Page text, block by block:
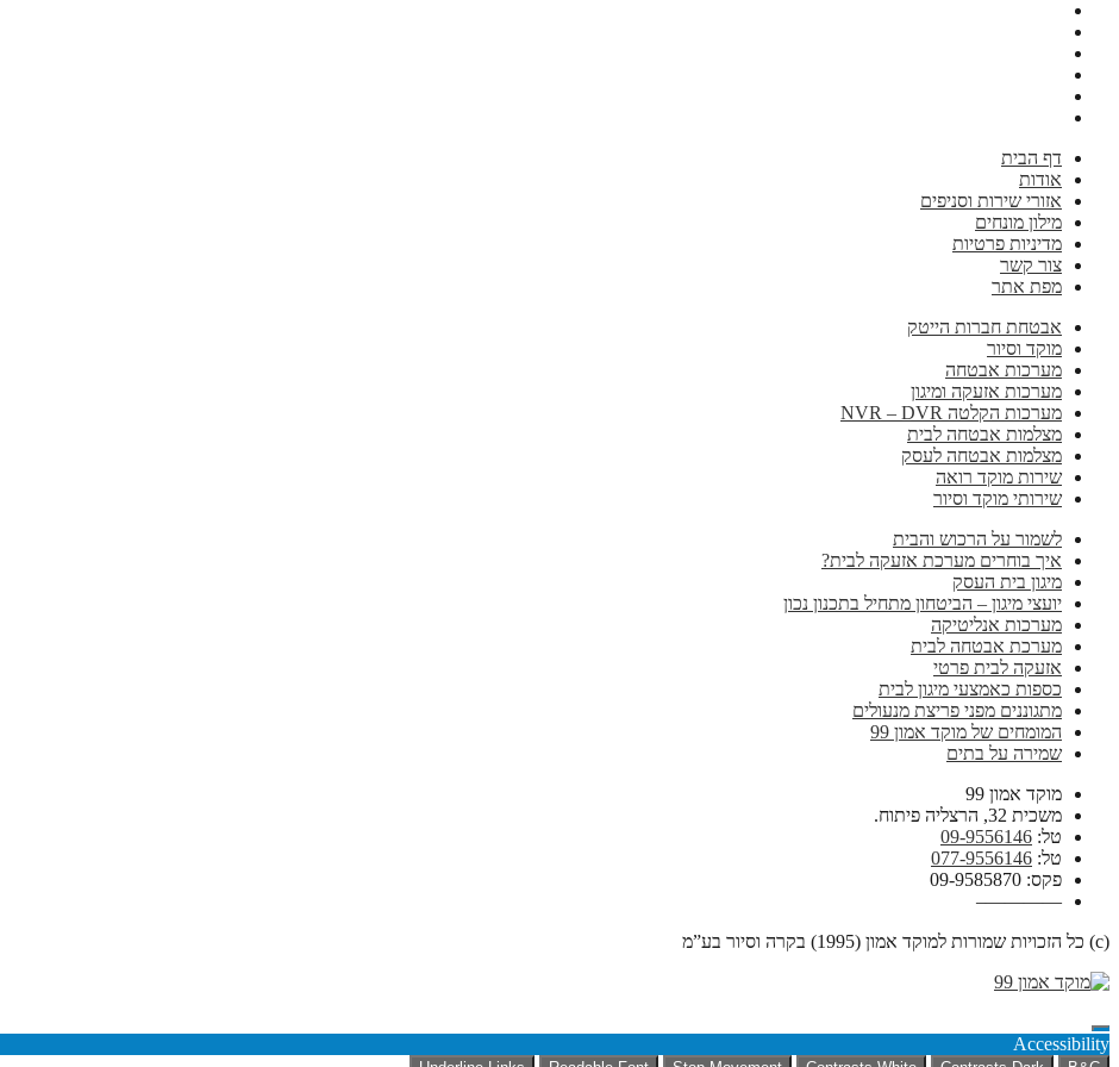
דף הבית
אודות
אזורי שירות וסניפים
מילון מונחים
מדיניות פרטיות
צור קשר
מפת אתר
אבטחת חברות הייטק
מוקד וסיור
מערכות אבטחה
מערכות אזעקה ומיגון
מערכות הקלטה NVR – DVR
מצלמות אבטחה לבית
מצלמות אבטחה לעסק
שירות מוקד רואה
שירותי מוקד וסיור
לשמור על הרכוש והבית
איך בוחרים מערכת אזעקה לבית?
מיגון בית העסק
יועצי מיגון – הביטחון מתחיל בתכנון נכון
מערכות אנליטיקה
מערכת אבטחה לבית
אזעקה לבית פרטי
כספות כאמצעי מיגון לבית
מתגוננים מפני פריצת מנעולים
המומחים של מוקד אמון 99
שמירה על בתים
מוקד אמון 99
משכית 32, הרצליה פיתוח.
טל: 09-9556146
טל: 077-9556146
פקס: 09-9585870
————–
(c) כל הזכויות שמורות למוקד אמון (1995) בקרה וסיור בע”מ
Accessibility